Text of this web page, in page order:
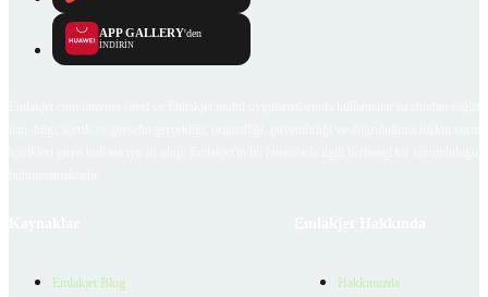
APP GALLERY'den
İNDİRİN
Emlakjet Blog Hakkımızda